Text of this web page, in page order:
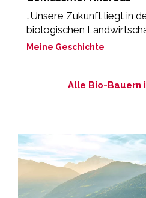
„Unsere Zukunft liegt in
biologischen
Meine Geschichte
Alle Bio-Bauern